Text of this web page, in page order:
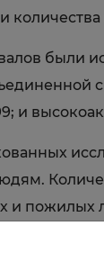
были
и